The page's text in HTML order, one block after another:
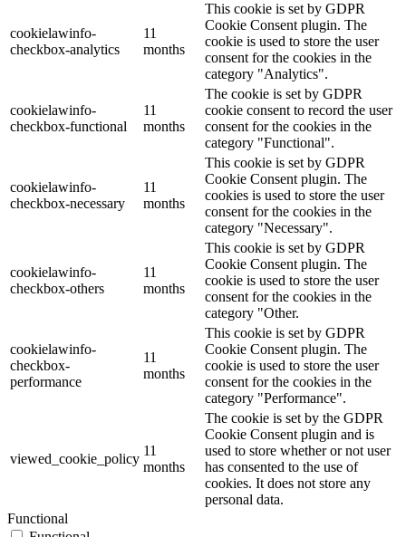
cookielawinfo-
checkbox-analytics
11
months
This cookie is set by GDPR
Cookie Consent plugin. The
cookie is used to store the user
consent for the cookies in the
category "Analytics".
cookielawinfo-
checkbox-functional
11
months
The cookie is set by GDPR
cookie consent to record the user
consent for the cookies in the
category "Functional".
cookielawinfo-
checkbox-necessary
11
months
This cookie is set by GDPR
Cookie Consent plugin. The
cookies is used to store the user
consent for the cookies in the
category "Necessary".
cookielawinfo-
checkbox-others
11
months
This cookie is set by GDPR
Cookie Consent plugin. The
cookie is used to store the user
consent for the cookies in the
category "Other.
cookielawinfo-
checkbox-
performance
11
months
This cookie is set by GDPR
Cookie Consent plugin. The
cookie is used to store the user
consent for the cookies in the
category "Performance".
viewed_cookie_policy
11
months
The cookie is set by the GDPR
Cookie Consent plugin and is
used to store whether or not user
has consented to the use of
cookies. It does not store any
personal data.
Functional